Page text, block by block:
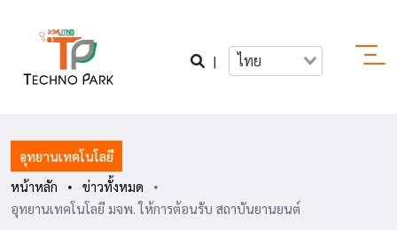
| ไทย
อุทยานเทคโนโลยี
หน้าหลัก
ข่าวทั้งหมด
อุทยานเทคโนโลยี มจพ. ให้การต้อนรับ สถาบันยานยนต์